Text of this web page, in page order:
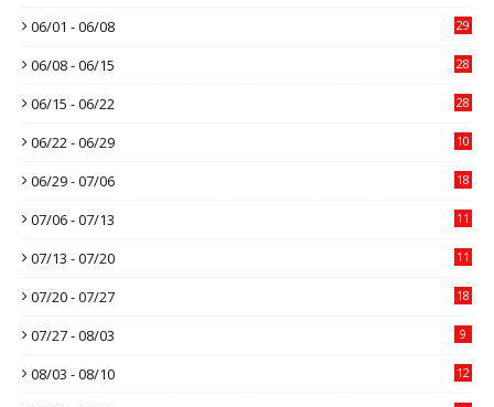
06/01 - 06/08 29
06/08 - 06/15 28
06/15 - 06/22 28
06/22 - 06/29 10
06/29 - 07/06 18
07/06 - 07/13 11
07/13 - 07/20 11
07/20 - 07/27 18
07/27 - 08/03 9
08/03 - 08/10 12